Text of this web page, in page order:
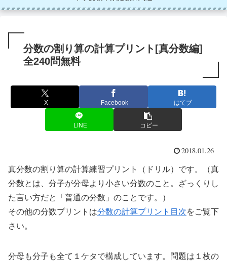
分数の割り算の計算プリント[真分数編]
全240問無料
X Facebook はてブ
LINE コピー
2018.01.26
真分数の割り算の計算練習プリント（ドリル）です。（真
分数とは、分子が分母より小さい分数のこと。ざっくりし
た言い方だと「普通の分数」のことです。）
その他の分数プリントは分数の計算プリント目次をご覧下
さい。
分母も分子も全て１ケタで構成しています。問題は１枚の